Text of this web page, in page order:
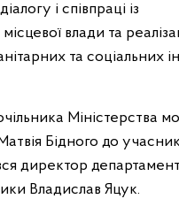
і співпраці із
влади та
та соціальних
Міністерства
Бідного до
директор
Владислав Яцук.